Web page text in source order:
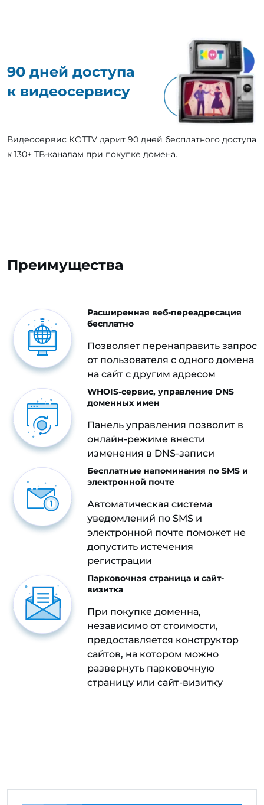
90 дней доступа
к видеосервису
Видеосервис КОТТV дарит 90 дней бесплатного доступа
к 130+ ТВ-каналам при покупке домена.
Преимущества
Расширенная веб-переадресация
бесплатно
Позволяет перенаправить запрос
от пользователя с одного домена
на сайт с другим адресом
WHOIS-сервис, управление DNS
доменных имен
Панель управления позволит в
онлайн-режиме внести
изменения в DNS-записи
Бесплатные напоминания по SMS и
электронной почте
Автоматическая система
уведомлений по SMS и
электронной почте поможет не
допустить истечения
регистрации
Парковочная страница и сайт-
визитка
При покупке доменна,
независимо от стоимости,
предоставляется конструктор
сайтов, на котором можно
развернуть парковочную
страницу или сайт-визитку